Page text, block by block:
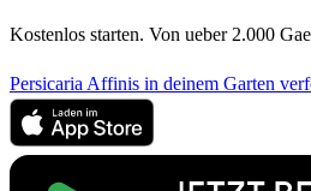
Kostenlos starten. Von ueber 2.000
Persicaria Affinis in deinem Garten